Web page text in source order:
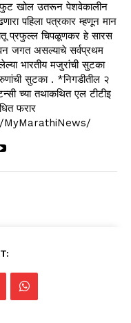
फुट खोल उतरून पेशवेकालीन
पहिला पत्रकार म्हणून मान
प्रफुल्ल चिपळूणकर हे सारस
जगत असल्याचे सर्वप्रथम
भारतीय मजुरांची सुटका
सुटका . *निगडीतील २
च्या तथाकथित एल टीटीइ
फरार